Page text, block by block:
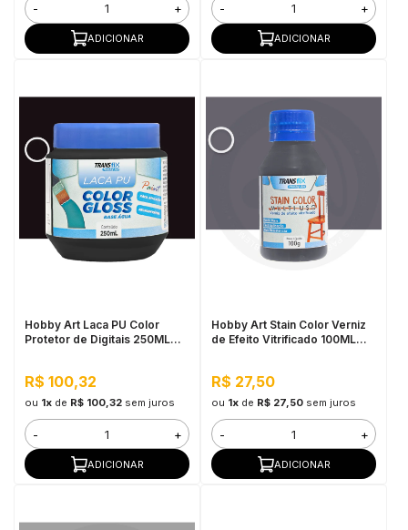
- +
ADICIONAR
- +
ADICIONAR
Hobby Art Laca PU Color
Protetor de Digitais 250ML
R$ 100,32
ou 1xde R$ 100,32 sem juros
- +
ADICIONAR
Hobby Art Stain Color Verniz
de Efeito Vitrificado 100ML
R$ 27,50
ou 1xde R$ 27,50 sem juros
- +
ADICIONAR